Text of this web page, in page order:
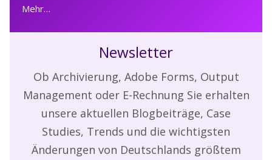
Mehr…
Newsletter
Ob Archivierung, Adobe Forms, Output
Management oder E-Rechnung Sie erhalten
unsere aktuellen Blogbeiträge, Case
Studies, Trends und die wichtigsten
Änderungen von Deutschlands größtem